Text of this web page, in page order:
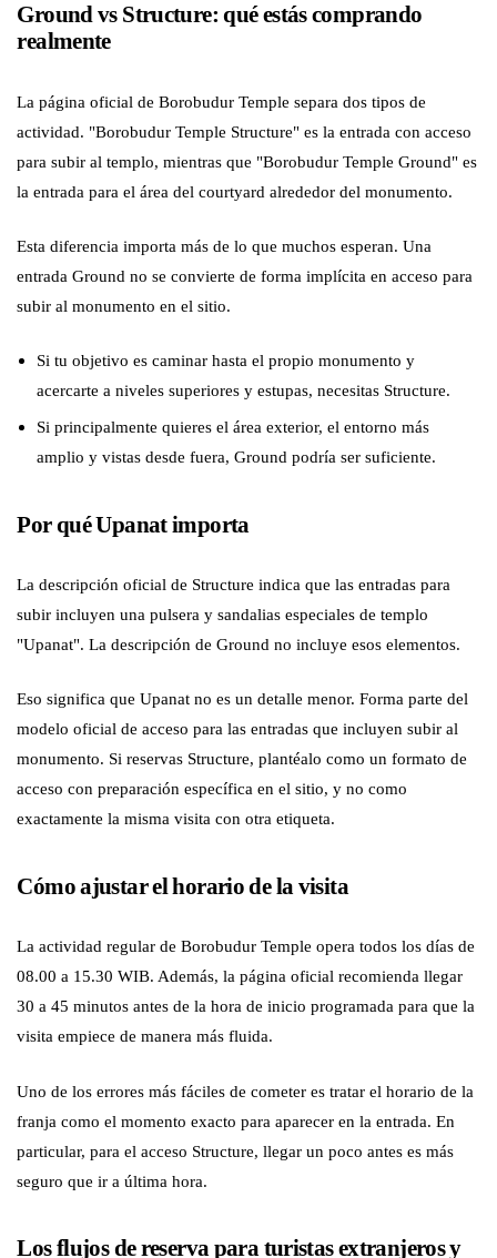
Ground vs Structure: qué estás comprando
realmente
La página oficial de Borobudur Temple separa dos tipos de
actividad. "Borobudur Temple Structure" es la entrada con acceso
para subir al templo, mientras que "Borobudur Temple Ground" es
la entrada para el área del courtyard alrededor del monumento.
Esta diferencia importa más de lo que muchos esperan. Una
entrada Ground no se convierte de forma implícita en acceso para
subir al monumento en el sitio.
Si tu objetivo es caminar hasta el propio monumento y
acercarte a niveles superiores y estupas, necesitas Structure.
Si principalmente quieres el área exterior, el entorno más
amplio y vistas desde fuera, Ground podría ser suficiente.
Por qué Upanat importa
La descripción oficial de Structure indica que las entradas para
subir incluyen una pulsera y sandalias especiales de templo
"Upanat". La descripción de Ground no incluye esos elementos.
Eso significa que Upanat no es un detalle menor. Forma parte del
modelo oficial de acceso para las entradas que incluyen subir al
monumento. Si reservas Structure, plantéalo como un formato de
acceso con preparación específica en el sitio, y no como
exactamente la misma visita con otra etiqueta.
Cómo ajustar el horario de la visita
La actividad regular de Borobudur Temple opera todos los días de
08.00 a 15.30 WIB. Además, la página oficial recomienda llegar
30 a 45 minutos antes de la hora de inicio programada para que la
visita empiece de manera más fluida.
Uno de los errores más fáciles de cometer es tratar el horario de la
franja como el momento exacto para aparecer en la entrada. En
particular, para el acceso Structure, llegar un poco antes es más
seguro que ir a última hora.
Los flujos de reserva para turistas extranjeros y